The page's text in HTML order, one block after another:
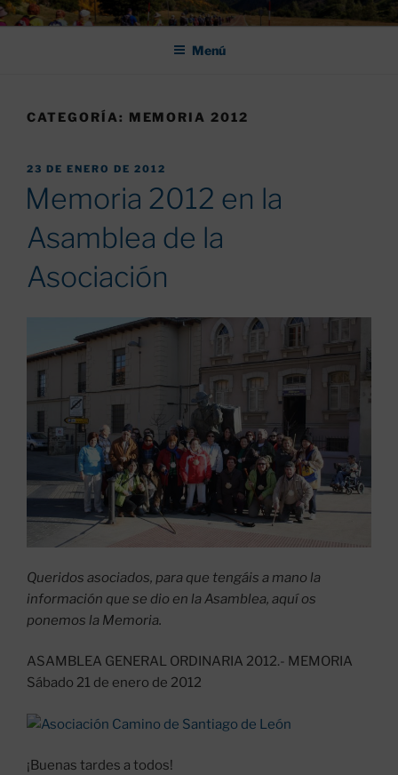
Saltar
al
ASOCIACIÓN DE AMIGOS DEL
CAMINO DE SANTIAGO DE
Menú
CATEGORÍA: MEMORIA 2012
PUBLICADO
23 DE ENERO DE 2012
Memoria 2012 en la
Asamblea de la
Asociación
Queridos asociados, para que tengáis a mano la
información que se dio en la Asamblea, aquí os
ponemos la Memoria.
ASAMBLEA GENERAL ORDINARIA 2012.- MEMORIA
Sábado 21 de enero de 2012
¡Buenas tardes a todos!